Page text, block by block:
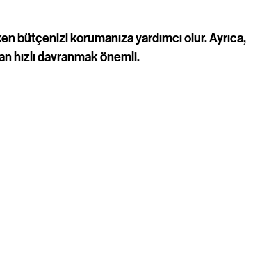
bütçenizi korumanıza yardımcı olur. Ayrıca,
hızlı davranmak önemli.